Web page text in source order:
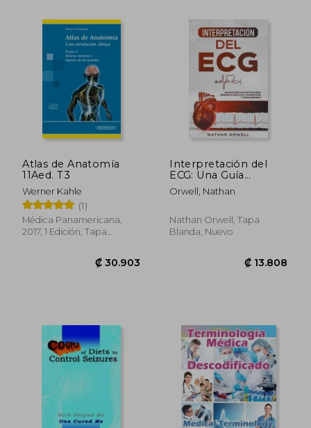
₡ 32.030
Atlas de Anatomía
11Aed. T3
Werner Kahle
(1)
Médica Panamericana,
2017, 1 Edición, Tapa
Interpretación del
ECG: Una Guía
Práctica e Intuitiva
para Aprender a Leer
y Tratar Arritmias
Orwell, Nathan
Nathan Orwell, Tapa
Blanda, Nuevo